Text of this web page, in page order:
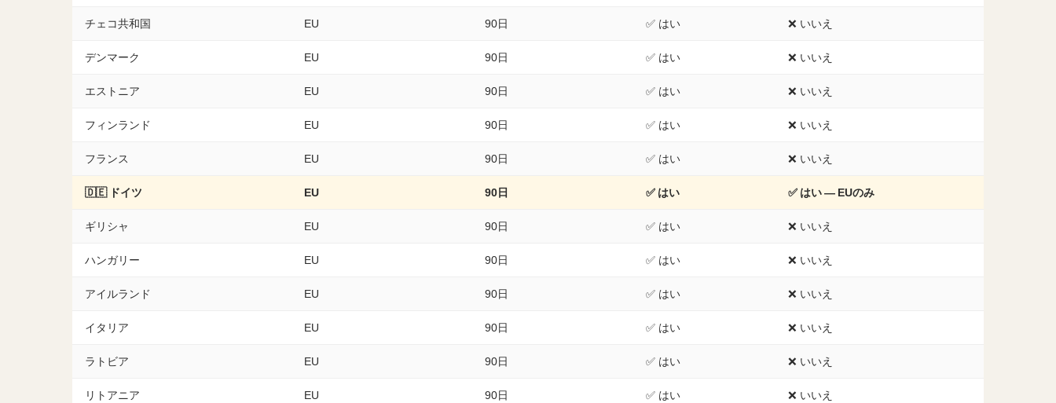
チェコ共和国 EU 90日 ✅ はい ❌ いいえ
デンマーク EU 90日 ✅ はい ❌ いいえ
エストニア EU 90日 ✅ はい ❌ いいえ
フィンランド EU 90日 ✅ はい ❌ いいえ
フランス EU 90日 ✅ はい ❌ いいえ
🇩🇪 ドイツ EU 90日 ✅ はい ✅ はい — EUのみ
ギリシャ EU 90日 ✅ はい ❌ いいえ
ハンガリー EU 90日 ✅ はい ❌ いいえ
アイルランド EU 90日 ✅ はい ❌ いいえ
イタリア EU 90日 ✅ はい ❌ いいえ
ラトビア EU 90日 ✅ はい ❌ いいえ
リトアニア EU 90日 ✅ はい ❌ いいえ